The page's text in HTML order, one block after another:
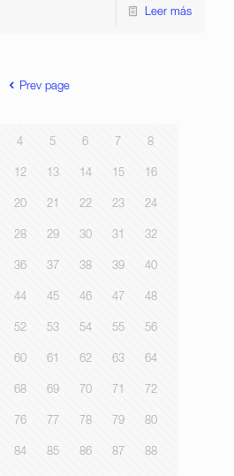
Leer más
Prev page
4 5 6 7 8
12 13 14 15 16
20 21 22 23 24
28 29 30 31 32
36 37 38 39 40
44 45 46 47 48
52 53 54 55 56
60 61 62 63 64
68 69 70 71 72
76 77 78 79 80
84 85 86 87 88